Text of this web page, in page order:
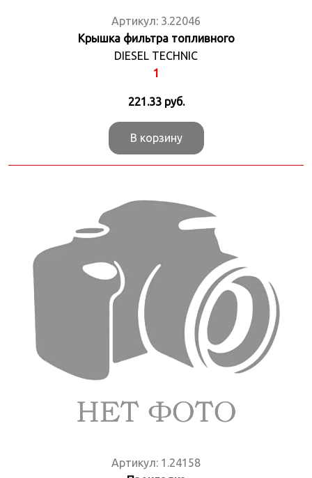
Артикул: 3.22046
Крышка фильтра топливного
DIESEL TECHNIC
1
221.33руб.
В корзину
Артикул: 1.24158